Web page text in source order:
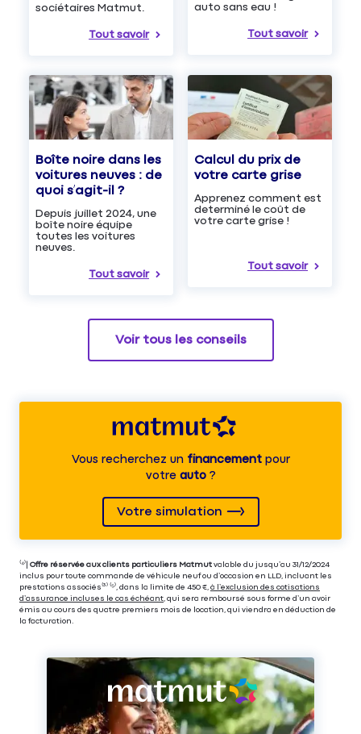
sociétaires Matmut.
Tout savoir
auto sans eau !
Tout savoir
Boîte noire dans les
voitures neuves : de
quoi s’agit-il ?
Depuis juillet 2024, une
boîte noire équipe
toutes les voitures
neuves.
Tout savoir
Calcul du prix de
votre carte grise
Apprenez comment est
determiné le coût de
votre carte grise !
Tout savoir
Voir tous les conseils
Vous recherchez unfinancementpour
votre auto?
Votre simulation
⁽⁴⁾| Offre réservée aux clients particuliers Matmut valable du jusqu’au 31/12/2024
inclus pour toute commande de véhicule neuf ou d’occasion en LLD, incluant les
prestations associés⁽³⁾ ⁽⁵⁾, dans la limite de 450 €, à l’exclusion des cotisations
d’assurance incluses le cas échéant, qui sera remboursé sous forme d’un avoir
émis au cours des quatre premiers mois de location, qui viendra en déduction de
la facturation.